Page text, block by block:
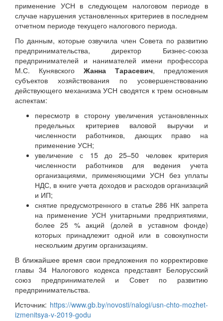
применение УСН в следующем налоговом периоде в
случае нарушения установленных критериев в последнем
отчетном периоде текущего налогового периода.
По данным, которые озвучила член Совета по развитию
предпринимательства, директор Бизнес-союза
предпринимателей и нанимателей имени профессора
М.С. Кунявского Жанна Тарасевич, предложения
субъектов хозяйствования по усовершенствованию
действующего механизма УСН сводятся к трем основным
аспектам:
пересмотр в сторону увеличения установленных
предельных критериев валовой выручки и
численности работников, дающих право на
применение УСН;
увеличение с 15 до 25–50 человек критерия
численности работников для ведения учета
организациями, применяющими УСН без уплаты
НДС, в книге учета доходов и расходов организаций
и ИП;
снятие предусмотренного в статье 286 НК запрета
на применение УСН унитарными предприятиями,
более 25 % акций (долей в уставном фонде)
которых принадлежит одной или в совокупности
нескольким другим организациям.
В ближайшее время свои предложения по корректировке
главы 34 Налогового кодекса представят Белорусский
союз предпринимателей и Совет по развитию
предпринимательства.
Источник: https://www.gb.by/novosti/nalogi/usn-chto-mozhet-
izmenitsya-v-2019-godu